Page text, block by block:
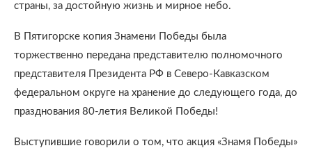
страны, за достойную жизнь и мирное небо.
В Пятигорске копия Знамени Победы была
торжественно передана представителю полномочного
представителя Президента РФ в Северо-Кавказском
федеральном округе на хранение до следующего года, до
празднования 80-летия Великой Победы!
Выступившие говорили о том, что акция «Знамя Победы»